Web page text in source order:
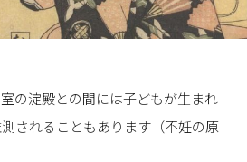
の淀殿との間には子どもが生まれ
されることもあります（不妊の原